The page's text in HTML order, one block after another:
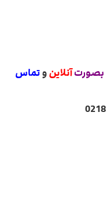
بصورتآنلاین و تماس